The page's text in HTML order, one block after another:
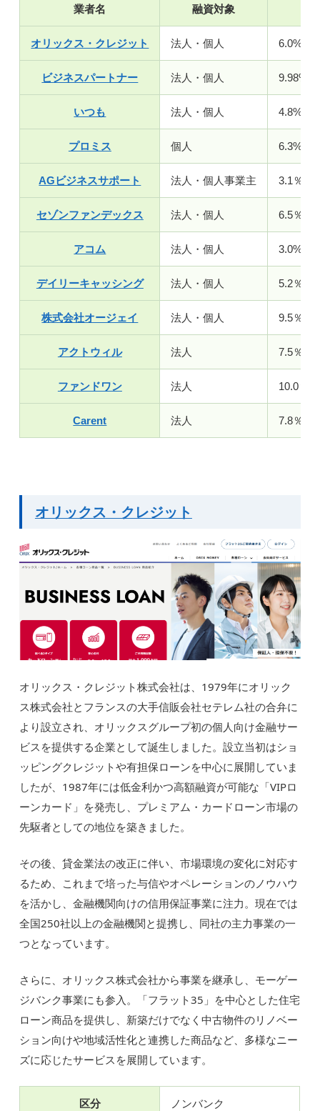
業者名 融資対象
オリックス・クレジット 法人・個人 6.0%〜
ビジネスパートナー 法人・個人 9.98%
いつも 法人・個人 4.8%～
プロミス 個人 6.3%～
AGビジネスサポート 法人・個人事業主 3.1％～
セゾンファンデックス 法人・個人 6.5％～
アコム 法人・個人 3.0%～
デイリーキャッシング 法人・個人 5.2％～
株式会社オージェイ 法人・個人 9.5％～
アクトウィル 法人 7.5％～
ファンドワン 法人 10.0％
Carent 法人 7.8％～
オリックス・クレジット
オリックス・クレジット株式会社は、1979年にオリック
ス株式会社とフランスの大手信販会社セテレム社の合弁に
より設立され、オリックスグループ初の個人向け金融サー
ビスを提供する企業として誕生しました。設立当初はショ
ッピングクレジットや有担保ローンを中心に展開していま
したが、1987年には低金利かつ高額融資が可能な「VIPロ
ーンカード」を発売し、プレミアム・カードローン市場の
先駆者としての地位を築きました。
その後、貸金業法の改正に伴い、市場環境の変化に対応す
るため、これまで培った与信やオペレーションのノウハウ
を活かし、金融機関向けの信用保証事業に注力。現在では
全国250社以上の金融機関と提携し、同社の主力事業の一
つとなっています。
さらに、オリックス株式会社から事業を継承し、モーゲー
ジバンク事業にも参入。「フラット35」を中心とした住宅
ローン商品を提供し、新築だけでなく中古物件のリノベー
ション向けや地域活性化と連携した商品など、多様なニー
ズに応じたサービスを展開しています。
区分 ノンバンク